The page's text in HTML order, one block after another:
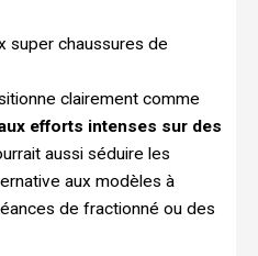
super chaussures de
clairement comme
efforts intenses sur des
aussi séduire les
aux modèles à
de fractionné ou des